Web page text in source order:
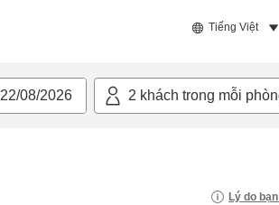
Tiếng Việt
22/08/2026 2 khách trong mỗi
Lý do